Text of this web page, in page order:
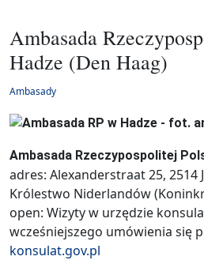
Ambasada
Hadze (Den Haag)
Ambasady
Ambasada Rzeczypospolitej
adres: Alexanderstraat 25, 2514
Królestwo Niderlandów
open: Wizyty w urzędzie
wcześniejszego umówienia się
konsulat.gov.pl